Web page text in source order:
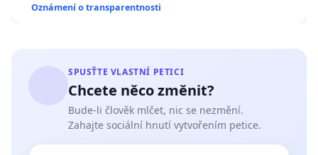
Oznámení o transparentnosti
SPUSŤTE VLASTNÍ PETICI
Chcete něco změnit?
Bude-li člověk mlčet, nic se nezmění.
Zahajte sociální hnutí vytvořením petice.